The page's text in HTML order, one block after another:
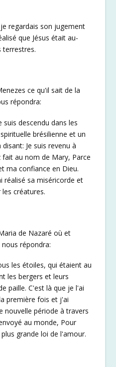
regardais son jugement
que Jésus était au-
terrestres.
ce qu'il sait de la
répondra:
suis descendu dans les
brésilienne et un
Je suis revenu à
au nom de Mary, Parce
ma confiance en Dieu.
réalisé sa miséricorde et
créatures.
de Nazaré où et
nous répondra:
les étoiles, qui étaient au
les bergers et leurs
paille. C'est là que je l'ai
première fois et j'ai
nouvelle période à travers
au monde, Pour
grande loi de l'amour.